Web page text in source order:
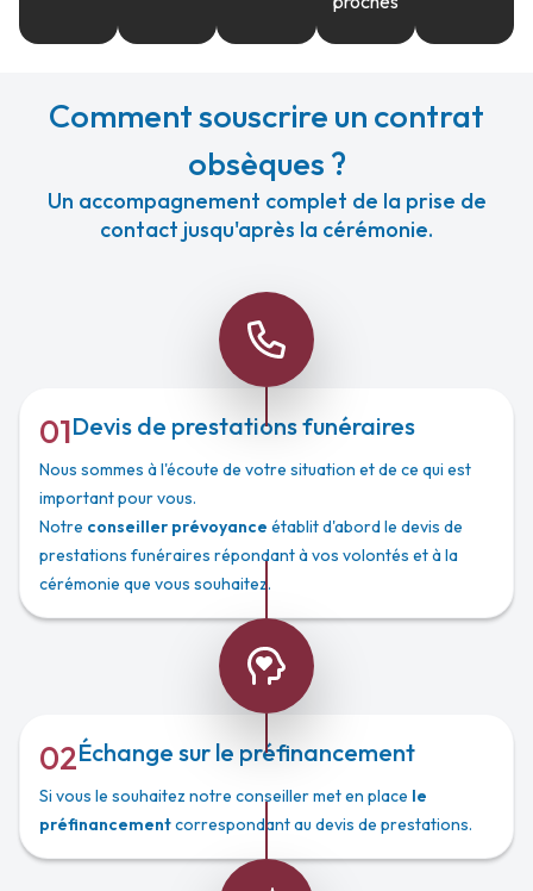
Comment souscrire un contrat
obsèques ?
Un accompagnement complet de la prise de
contact jusqu'après la cérémonie.
01Devis de prestations funéraires
Nous sommes à l'écoute de votre situation et de ce qui est
important pour vous.
Notre conseiller prévoyance établit d'abord le devis de
prestations funéraires répondant à vos volontés et à la
cérémonie que vous souhaitez.
02Échange sur le préfinancement
Si vous le souhaitez notre conseiller met en place le
préfinancementcorrespondant au devis de prestations.